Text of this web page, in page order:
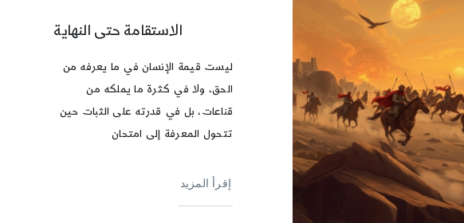
الاستقامة حتى النهاية
ليست قيمة الإنسان في ما يعرفه من
الحق، ولا في كثرة ما يملكه من
قناعات، بل في قدرته على الثبات حين
تتحول المعرفة إلى امتحان
إقرأ المزيد